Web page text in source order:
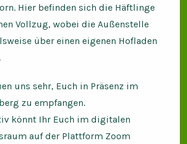
Hier befinden sich die Häftlinge
Vollzug, wobei die Außenstelle
über einen eigenen Hofladen
uns sehr, Euch in Präsenz im
zu empfangen.
könnt Ihr Euch im digitalen
auf der Plattform Zoom